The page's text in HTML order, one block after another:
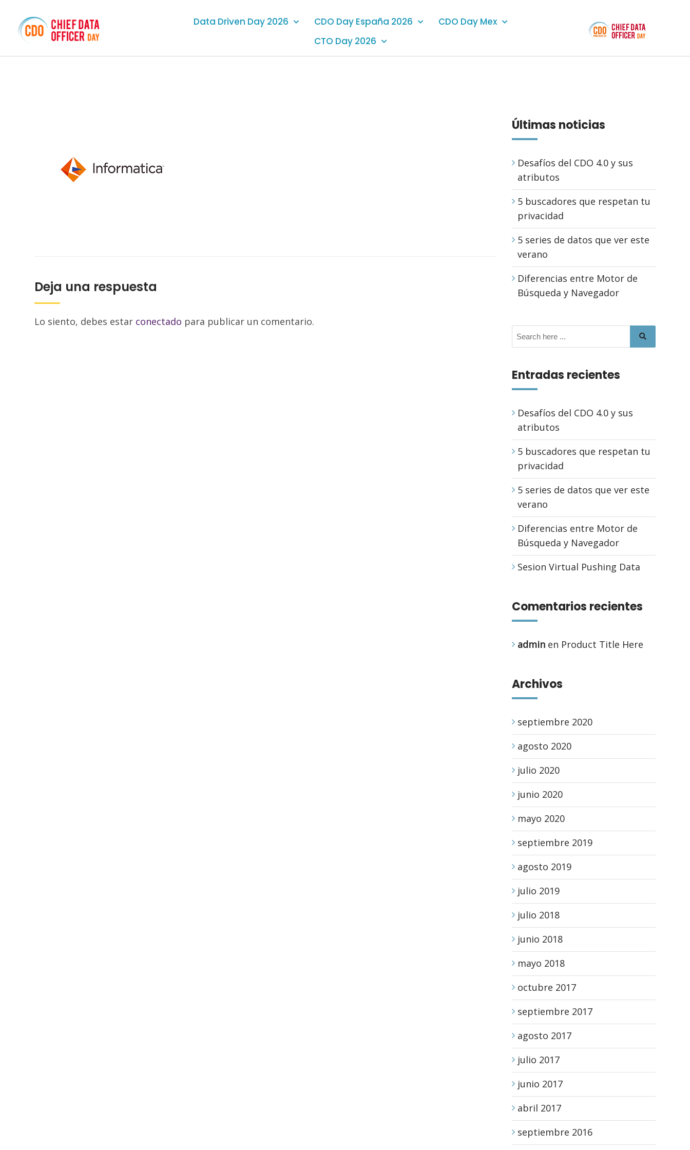
Data Driven Day 2026 CDO Day España 2026
CDO Day Mex
CTO Day 2026
Deja una respuesta
Lo siento, debes estar conectado para publicar un comentario.
Últimas noticias
Desafíos del CDO 4.0 y sus
atributos
5 buscadores que respetan tu
privacidad
5 series de datos que ver este
verano
Diferencias entre Motor de
Búsqueda y Navegador
Entradas recientes
Desafíos del CDO 4.0 y sus
atributos
5 buscadores que respetan tu
privacidad
5 series de datos que ver este
verano
Diferencias entre Motor de
Búsqueda y Navegador
Sesion Virtual Pushing Data
Comentarios recientes
admin en Product Title Here
Archivos
septiembre 2020
agosto 2020
julio 2020
junio 2020
mayo 2020
septiembre 2019
agosto 2019
julio 2019
julio 2018
junio 2018
mayo 2018
octubre 2017
septiembre 2017
agosto 2017
julio 2017
junio 2017
abril 2017
septiembre 2016